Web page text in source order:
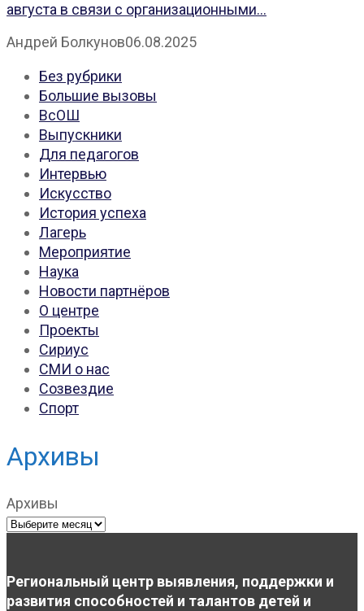
августа в связи с организационными...
Андрей Болкунов06.08.2025
Без рубрики
Большие вызовы
ВсОШ
Выпускники
Для педагогов
Интервью
Искусство
История успеха
Лагерь
Мероприятие
Наука
Новости партнёров
О центре
Проекты
Сириус
СМИ о нас
Созвездие
Спорт
Архивы
Архивы
Региональный центр выявления, поддержки и
развития способностей и талантов детей и